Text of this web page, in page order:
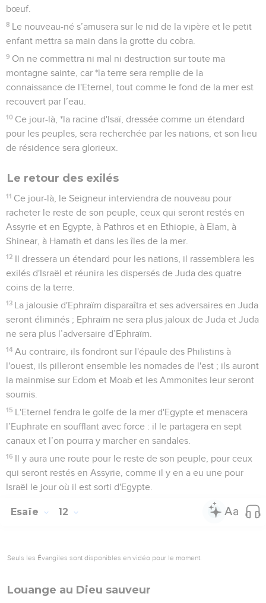
bœuf.
8 Le nouveau-né s’amusera sur le nid de la vipère et le petit
enfant mettra sa main dans la grotte du cobra.
9 On ne commettra ni mal ni destruction sur toute ma
montagne sainte, car *la terre sera remplie de la
connaissance de l'Eternel, tout comme le fond de la mer est
recouvert par l’eau.
10 Ce jour-là, *la racine d'Isaï, dressée comme un étendard
pour les peuples, sera recherchée par les nations, et son lieu
de résidence sera glorieux.
Le retour des exilés
11 Ce jour-là, le Seigneur interviendra de nouveau pour
racheter le reste de son peuple, ceux qui seront restés en
Assyrie et en Egypte, à Pathros et en Ethiopie, à Elam, à
Shinear, à Hamath et dans les îles de la mer.
12 Il dressera un étendard pour les nations, il rassemblera les
exilés d'Israël et réunira les dispersés de Juda des quatre
coins de la terre.
13 La jalousie d'Ephraïm disparaîtra et ses adversaires en Juda
seront éliminés ; Ephraïm ne sera plus jaloux de Juda et Juda
ne sera plus l’adversaire d’Ephraïm.
14 Au contraire, ils fondront sur l'épaule des Philistins à
l'ouest, ils pilleront ensemble les nomades de l'est ; ils auront
la mainmise sur Edom et Moab et les Ammonites leur seront
soumis.
15 L'Eternel fendra le golfe de la mer d'Egypte et menacera
l’Euphrate en soufflant avec force : il le partagera en sept
canaux et l’on pourra y marcher en sandales.
16 Il y aura une route pour le reste de son peuple, pour ceux
qui seront restés en Assyrie, comme il y en a eu une pour
Israël le jour où il est sorti d'Egypte.
Esaïe 12
Seuls les Évangiles sont disponibles en vidéo pour le moment.
Louange au Dieu sauveur